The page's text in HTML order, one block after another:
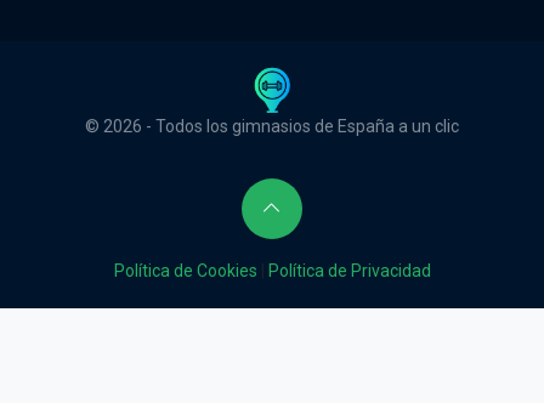
© 2026 - Todos los gimnasios de España a un clic
Política de Cookies Política de Privacidad